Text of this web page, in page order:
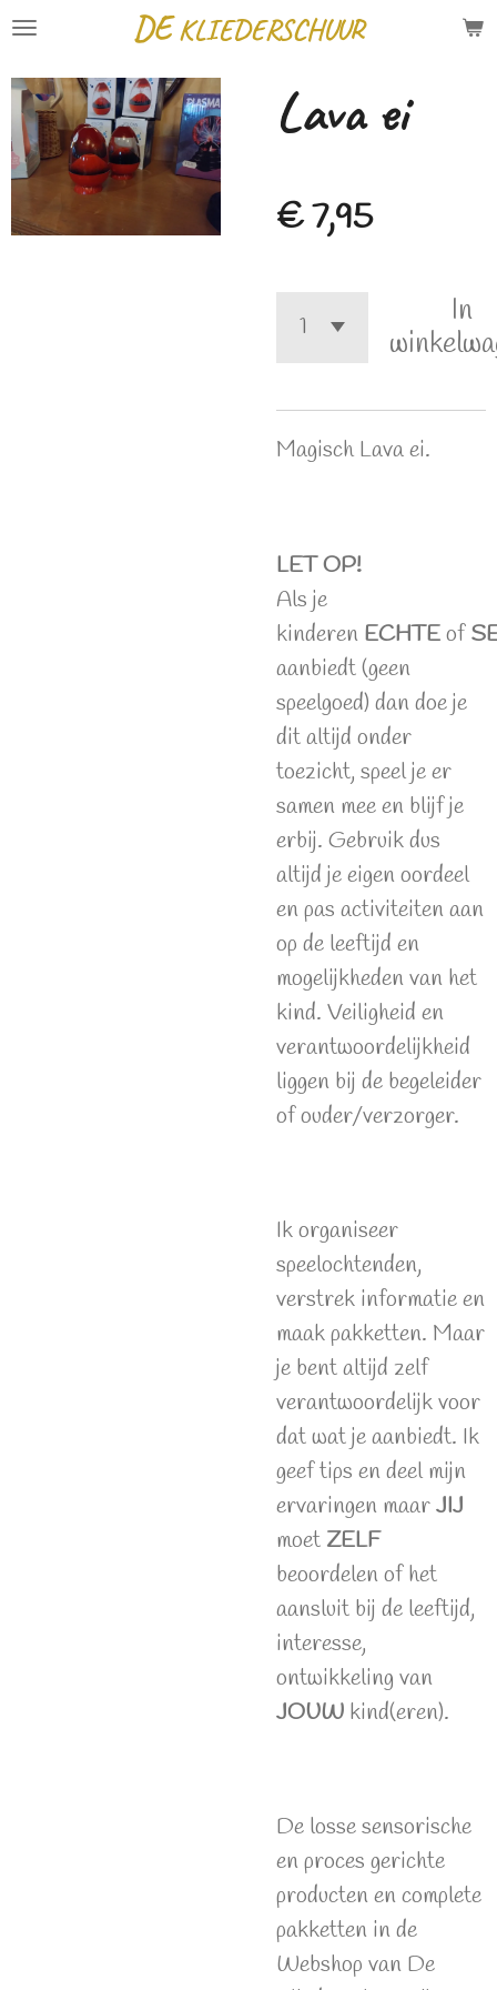
Ga
naar
de
hoofdinhoud
DEKLIEDERSCHUUR
Lava ei
€ 7,95
In
Magisch Lava ei.
LET OP!
Als je
kinderen ECHTEof
aanbiedt (geen
speelgoed) dan doe je
dit altijd onder
toezicht, speel je er
samen mee en blijf je
erbij. Gebruik dus
altijd je eigen oordeel
en pas activiteiten aan
op de leeftijd en
mogelijkheden van het
kind. Veiligheid en
verantwoordelijkheid
liggen bij de begeleider
of ouder/verzorger.
Ik organiseer
speelochtenden,
verstrek informatie en
maak pakketten. Maar
je bent altijd zelf
verantwoordelijk voor
dat wat je aanbiedt. Ik
geef tips en deel mijn
ervaringen maarJIJ
moet ZELF
beoordelen of het
aansluit bij de leeftijd,
interesse,
ontwikkeling van
JOUW kind(eren).
De losse sensorische
en proces gerichte
producten en complete
pakketten in de
Webshop van De